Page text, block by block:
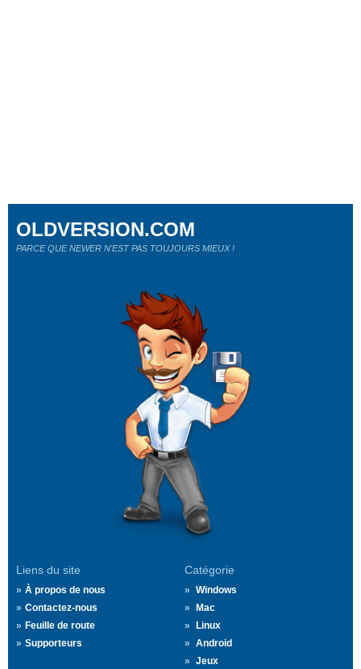
Liens du site
À propos de nous
Contactez-nous
Feuille de route
Supporteurs
Catégorie
Windows
Mac
Linux
Android
Jeux
OLDVERSION.COM
PARCE QUE NEWER N'EST PAS TOUJOURS MIEUX !